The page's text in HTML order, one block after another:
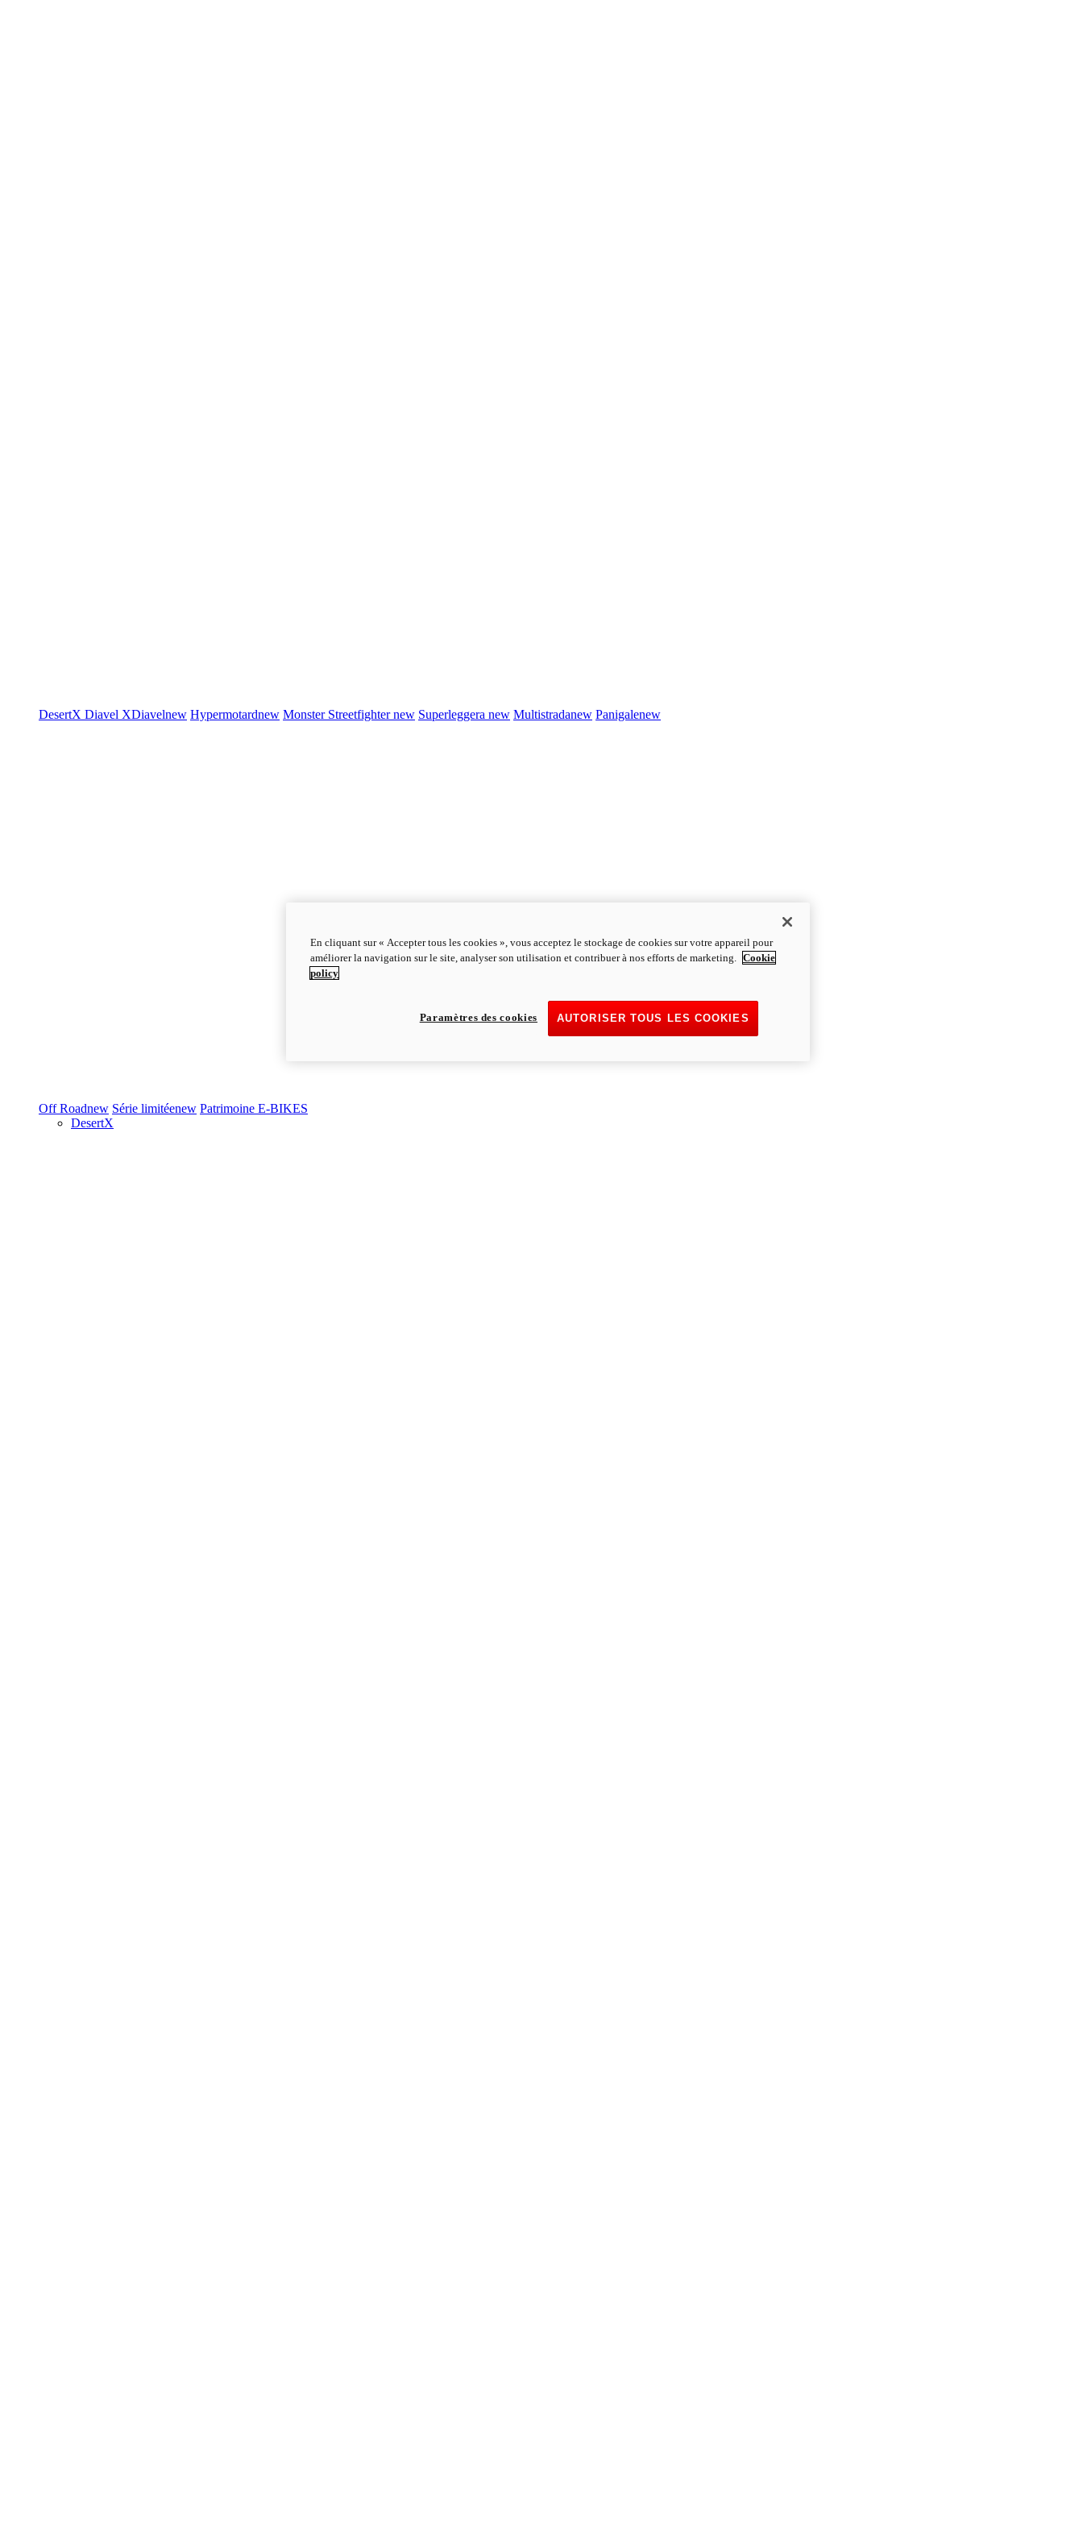
DesertX Diavel XDiavelnew Hypermotardnew Monster Streetfighternew Superleggera new Multistradanew Panigalenew
Off Roadnew Série limitéenew Patrimoine E-BIKES
DesertX
En cliquant sur « Accepter tous les cookies », vous acceptez le stockage de cookies sur votre appareil pour
améliorer la navigation sur le site, analyser son utilisation et contribuer à nos efforts de marketing. Cookie
policy
AUTORISER TOUS LES COOKIES
Paramètres des cookies